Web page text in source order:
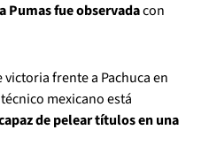
Pumas fue observadacon
frente a Pachuca en
mexicano está
de pelear títulos en una